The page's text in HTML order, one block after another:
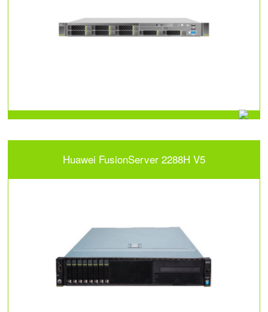
Huawei FusionServer 2288H V5